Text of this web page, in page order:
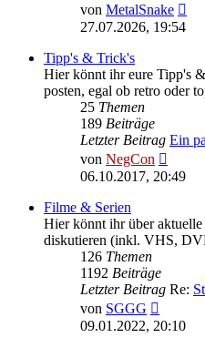
von MetalSnake
27.07.2026, 19:54
Tipp's & Trick's
Hier könnt ihr eure Tipp's
posten, egal ob retro oder
25 Themen
189 Beiträge
Letzter Beitrag Ein
von NegCon
Beitrag
06.10.2017, 20:49
Filme & Serien
Hier könnt ihr über aktuelle
diskutieren (inkl. VHS,
126 Themen
1192 Beiträge
Letzter Beitrag Re:
von SGGG
Beitrag
09.01.2022, 20:10